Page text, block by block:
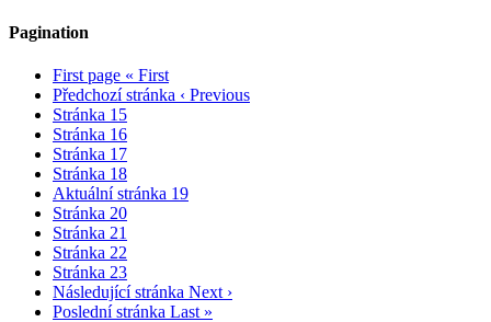
Pagination
First page « First
Předchozí stránka ‹ Previous
Stránka 15
Stránka 16
Stránka 17
Stránka 18
Aktuální stránka 19
Stránka 20
Stránka 21
Stránka 22
Stránka 23
Následující stránka Next ›
Poslední stránka Last »